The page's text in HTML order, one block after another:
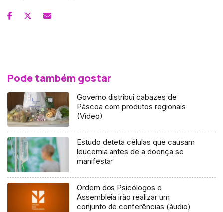
Pode também gostar
Governo distribui cabazes de
Páscoa com produtos regionais
(Vídeo)
Estudo deteta células que causam
leucemia antes de a doença se
manifestar
Ordem dos Psicólogos e
Assembleia irão realizar um
conjunto de conferências (áudio)